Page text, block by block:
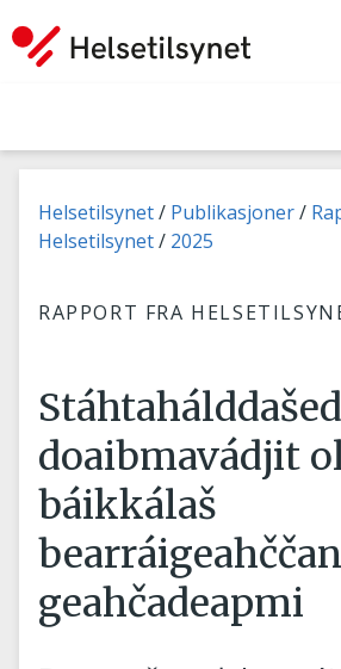
Don leat dáppe:
Helsetilsynet Publikasjoner
Helsetilsynet
2025
RAPPORT FRA
doaibmavádjit
báikkálaš
geahčadeapmi